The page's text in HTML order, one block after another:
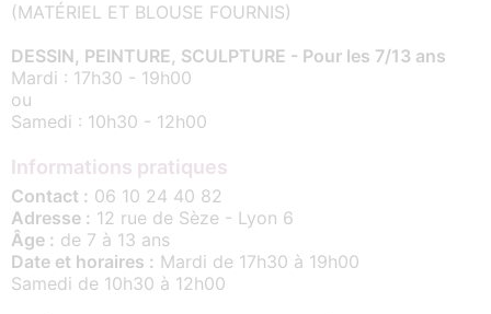
(MATÉRIEL ET BLOUSE FOURNIS)
DESSIN, PEINTURE, SCULPTURE - Pour les 7/13 ans
Mardi : 17h30 - 19h00
ou
Samedi : 10h30 - 12h00
Informations pratiques
Contact : 06 10 24 40 82
Adresse : 12 rue de Sèze - Lyon 6
Âge : de 7 à 13 ans
Date et horaires : Mardi de 17h30 à 19h00
Samedi de 10h30 à 12h00